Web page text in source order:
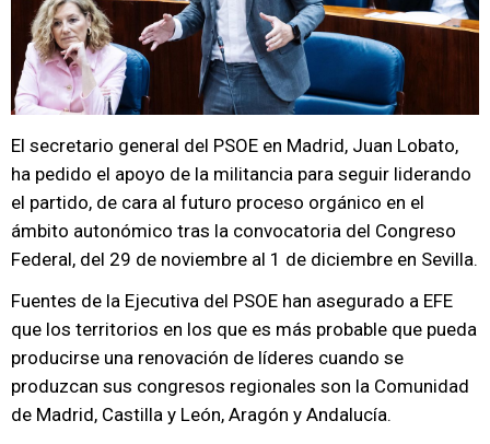
El secretario general del PSOE en Madrid, Juan Lobato,
ha pedido el apoyo de la militancia para seguir liderando
el partido, de cara al futuro proceso orgánico en el
ámbito autonómico tras la convocatoria del Congreso
Federal, del 29 de noviembre al 1 de diciembre en Sevilla.
Fuentes de la Ejecutiva del PSOE han asegurado a EFE
que los territorios en los que es más probable que pueda
producirse una renovación de líderes cuando se
produzcan sus congresos regionales son la Comunidad
de Madrid, Castilla y León, Aragón y Andalucía.